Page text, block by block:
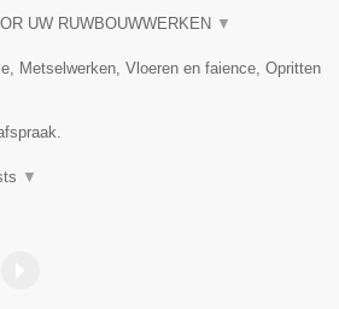
UW RUWBOUWWERKEN ▼
Metselwerken, Vloeren en faience, Opritten
▼